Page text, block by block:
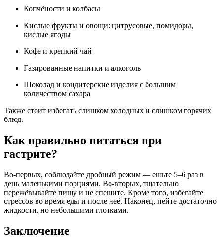
Копчёности и колбасы
Кислые фрукты и овощи: цитрусовые, помидоры,
кислые ягоды
Кофе и крепкий чай
Газированные напитки и алкоголь
Шоколад и кондитерские изделия с большим
количеством сахара
Также стоит избегать слишком холодных и слишком горячих
блюд.
Как правильно питаться при
гастрите?
Во-первых, соблюдайте дробный режим — ешьте 5–6 раз в
день маленькими порциями. Во-вторых, тщательно
пережёвывайте пищу и не спешите. Кроме того, избегайте
стрессов во время еды и после неё. Наконец, пейте достаточно
жидкости, но небольшими глотками.
Заключение